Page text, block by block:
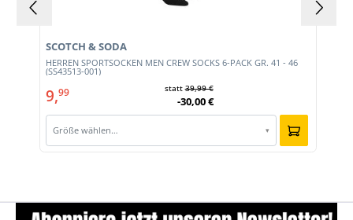
HERREN SPORTSOCKEN MEN CREW SOCKS 6-PACK GR. 41 - 46
(SS43513-001)
SCOTCH & SODA
9,99 statt39,99 €
-30,00 €
Größe wählen… ▾